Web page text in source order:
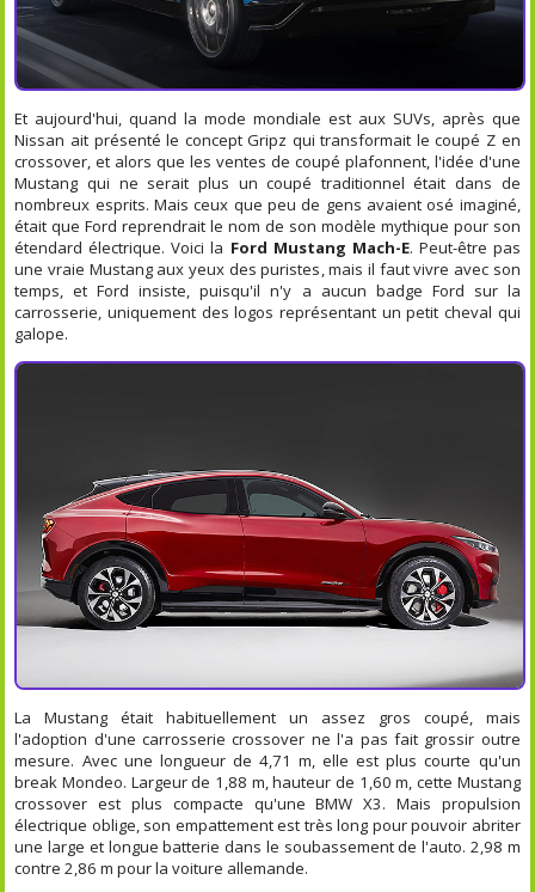
Et aujourd'hui, quand la mode mondiale est aux SUVs, après que
Nissan ait présenté le concept Gripz qui transformait le coupé Z en
crossover, et alors que les ventes de coupé plafonnent, l'idée d'une
Mustang qui ne serait plus un coupé traditionnel était dans de
nombreux esprits. Mais ceux que peu de gens avaient osé imaginé,
était que Ford reprendrait le nom de son modèle mythique pour son
étendard électrique. Voici la Ford Mustang Mach-E. Peut-être pas
une vraie Mustang aux yeux des puristes, mais il faut vivre avec son
temps, et Ford insiste, puisqu'il n'y a aucun badge Ford sur la
carrosserie, uniquement des logos représentant un petit cheval qui
galope.
La Mustang était habituellement un assez gros coupé, mais
l'adoption d'une carrosserie crossover ne l'a pas fait grossir outre
mesure. Avec une longueur de 4,71 m, elle est plus courte qu'un
break Mondeo. Largeur de 1,88 m, hauteur de 1,60 m, cette Mustang
crossover est plus compacte qu'une BMW X3. Mais propulsion
électrique oblige, son empattement est très long pour pouvoir abriter
une large et longue batterie dans le soubassement de l'auto. 2,98 m
contre 2,86 m pour la voiture allemande.